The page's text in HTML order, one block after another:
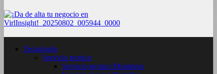
Tecnología
Servicio tecnico
Servicio tecnico Monitores